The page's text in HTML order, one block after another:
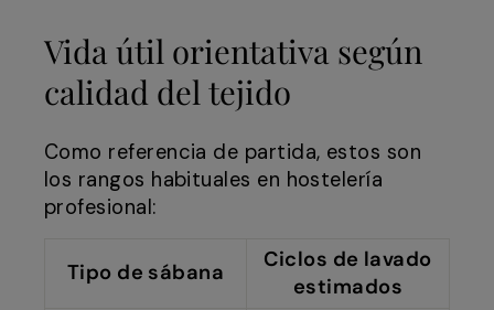
Vida útil orientativa según
calidad del tejido
Como referencia de partida, estos son
los rangos habituales en hostelería
profesional:
Tipo de sábana
Ciclos de lavado
estimados